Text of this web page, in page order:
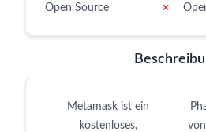
Open Source
✗
Metamask ist ein
kostenloses,